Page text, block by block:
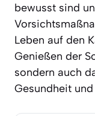
bewusst sind
Leben auf den
Genießen der
sondern auch
Gesundheit